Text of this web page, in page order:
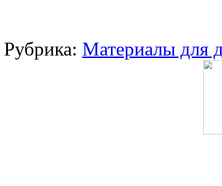
Рубрика: Материалы для